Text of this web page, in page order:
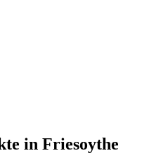
in Friesoythe